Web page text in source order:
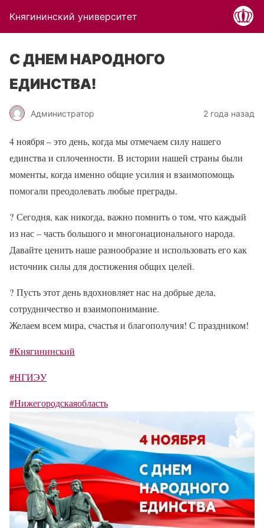
Княгининский университет
С ДНЕМ НАРОДНОГО
ЕДИНСТВА!
Администратор 2 года назад
4 ноября – это день, когда мы отмечаем силу нашего
единства и сплоченности. В истории нашей страны были
моменты, когда именно общие усилия и взаимопомощь
помогали преодолевать любые преграды.
? Сегодня, как никогда, важно помнить о том, что каждый
из нас – часть большого и многонационального народа.
Давайте ценить наше разнообразие и использовать его как
источник силы для достижения общих целей.
? Пусть этот день вдохновляет нас на добрые дела,
сотрудничество и взаимопонимание.
Желаем всем мира, счастья и благополучия! С праздником!
#Княгининский
#НГИЭУ
#Нижегородскаяобласть